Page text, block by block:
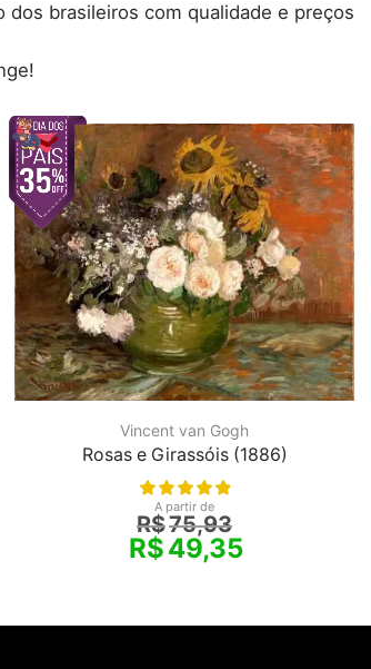
brasileiros com qualidade e preços
Vincent van Gogh
Rosas e Girassóis (1886)
A partir de
R$75,93
R$49,35